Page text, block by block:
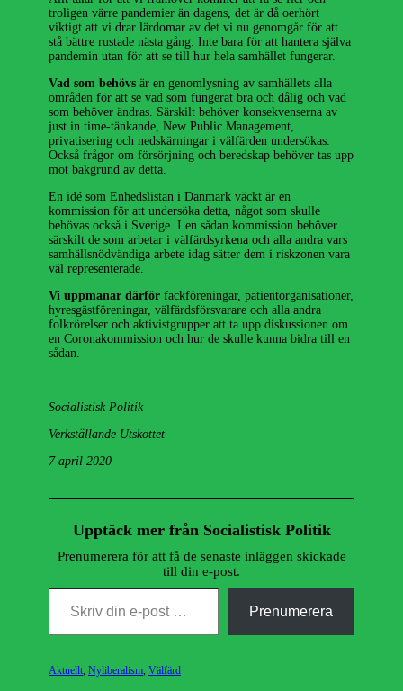
troligen värre pandemier än dagens, det är då oerhört
viktigt att vi drar lärdomar av det vi nu genomgår för att
stå bättre rustade nästa gång. Inte bara för att hantera själva
pandemin utan för att se till hur hela samhället fungerar.
Vad som behövs är en genomlysning av samhällets alla
områden för att se vad som fungerat bra och dålig och vad
som behöver ändras. Särskilt behöver konsekvenserna av
just in time-tänkande, New Public Management,
privatisering och nedskärningar i välfärden undersökas.
Också frågor om försörjning och beredskap behöver tas upp
mot bakgrund av detta.
En idé som Enhedslistan i Danmark väckt är en
kommission för att undersöka detta, något som skulle
behövas också i Sverige. I en sådan kommission behöver
särskilt de som arbetar i välfärdsyrkena och alla andra vars
samhällsnödvändiga arbete idag sätter dem i riskzonen vara
väl representerade.
Vi uppmanar därför fackföreningar, patientorganisationer,
hyresgästföreningar, välfärdsförsvarare och alla andra
folkrörelser och aktivistgrupper att ta upp diskussionen om
en Coronakommission och hur de skulle kunna bidra till en
sådan.
Socialistisk Politik
Verkställande Utskottet
7 april 2020
Upptäck mer från Socialistisk Politik
Prenumerera för att få de senaste inläggen skickade
till din e-post.
Skriv din e-post …
Prenumerera
Kategorier
Aktuellt Nyliberalism Välfärd